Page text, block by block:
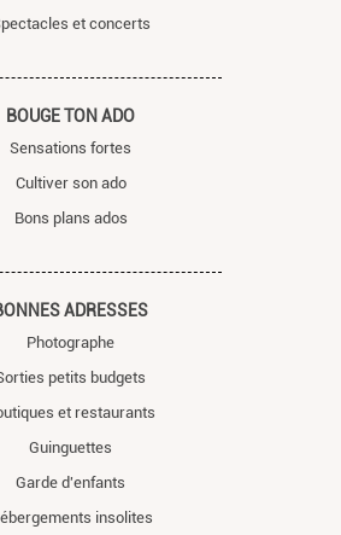
et concerts
BOUGE TON ADO
Sensations fortes
Cultiver son ado
Bons plans ados
ADRESSES
Photographe
petits budgets
et restaurants
Guinguettes
Garde d'enfants
insolites